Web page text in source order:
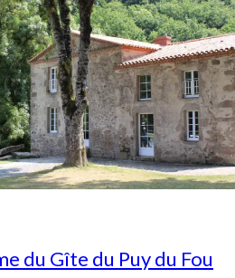
du Gîte du Puy du Fou